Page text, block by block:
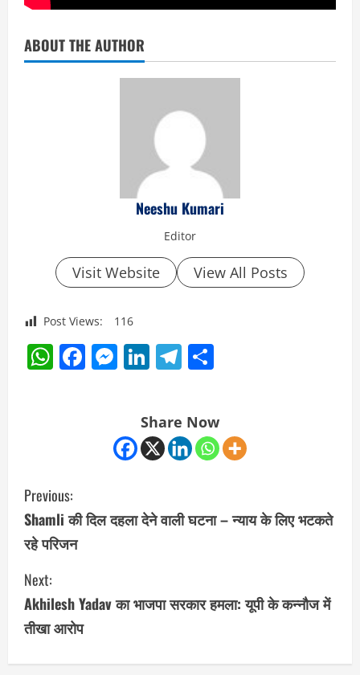
ABOUT THE AUTHOR
Neeshu Kumari
Editor
Visit Website View All Posts
Post Views: 116
WhatsApp
Facebook
Messenger
LinkedIn
Telegram
Share Now
C
o
n
t
i
n
Previous:
Shamli की दिल दहला देने वाली घटना – न्याय के लिए भटकते
रहे परिजन
Next:
Akhilesh Yadav का भाजपा सरकार हमला: यूपी के कन्नौज में
तीखा आरोप